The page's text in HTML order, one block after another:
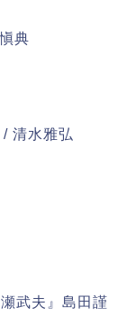
典
清水雅弘
武夫』島田謹